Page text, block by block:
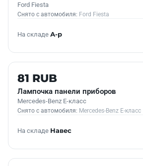
Ford Fiesta
Снято с автомобиля: Ford Fiesta
На складе А-р
Б/У В НАЛИЧИИ
81 RUB
Лампочка панели приборов
Mercedes-Benz E-класс
Снято с автомобиля: Mercedes-Benz E-класс
На складе Навес